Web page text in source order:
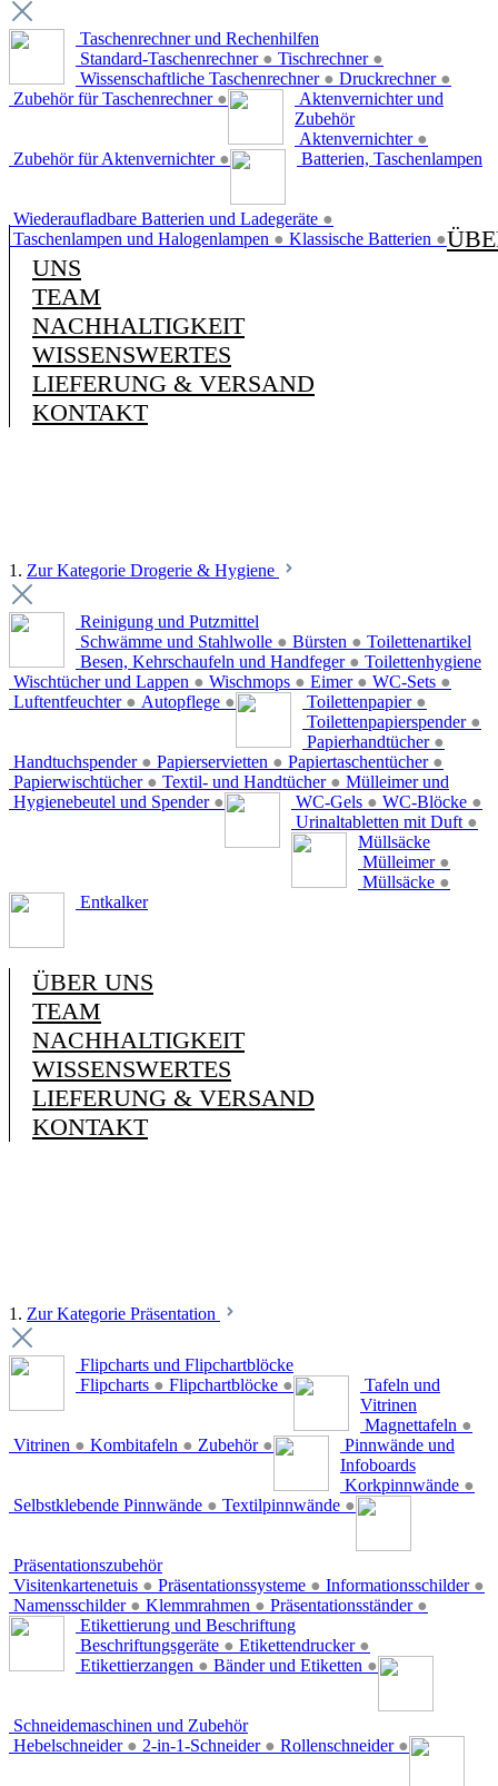
Taschenrechner und Rechenhilfen
Standard-Taschenrechner ● Tischrechner ●
Wissenschaftliche Taschenrechner ● Druckrechner ●
Zubehör für Taschenrechner ●
Aktenvernichter und
Zubehör
Aktenvernichter ●
Zubehör für Aktenvernichter ● Batterien, Taschenlampen
Wiederaufladbare Batterien und Ladegeräte ●
Taschenlampen und Halogenlampen ● Klassische Batterien ●
UNS
TEAM
NACHHALTIGKEIT
WISSENSWERTES
LIEFERUNG & VERSAND
KONTAKT
1. Zur Kategorie Drogerie & Hygiene
Reinigung und Putzmittel
Schwämme und Stahlwolle ● Bürsten ●
Besen, Kehrschaufeln und Handfeger ●
Wischtücher und Lappen ● Wischmops ● Eimer ● WC-Sets ●
Luftentfeuchter ● Autopflege ●
Toilettenartikel
Toilettenpapier ●
Toilettenpapierspender ●
Papierhandtücher ●
Handtuchspender ● Papierservietten ● Papiertaschentücher ●
Papierwischtücher ● Textil- und Handtücher ●
Hygienebeutel und Spender ●
Toilettenhygiene
WC-Gels ● WC-Blöcke ●
Urinaltabletten mit Duft ●
Mülleimer und
Müllsäcke
Mülleimer ●
Müllsäcke ●
Entkalker
ÜBER UNS
TEAM
NACHHALTIGKEIT
WISSENSWERTES
LIEFERUNG & VERSAND
KONTAKT
1. Zur Kategorie Präsentation
Flipcharts und Flipchartblöcke
Flipcharts ● Flipchartblöcke ●
Tafeln und
Vitrinen
Magnettafeln ●
Vitrinen ● Kombitafeln ● Zubehör ●
Pinnwände und
Infoboards
Korkpinnwände ●
Selbstklebende Pinnwände ● Textilpinnwände ●
Präsentationszubehör
Visitenkartenetuis ● Präsentationssysteme ● Informationsschilder ●
Namensschilder ● Klemmrahmen ● Präsentationsständer ●
Etikettierung und Beschriftung
Beschriftungsgeräte ● Etikettendrucker ●
Etikettierzangen ● Bänder und Etiketten ●
Schneidemaschinen und Zubehör
Hebelschneider ● 2-in-1-Schneider ● Rollenschneider ●